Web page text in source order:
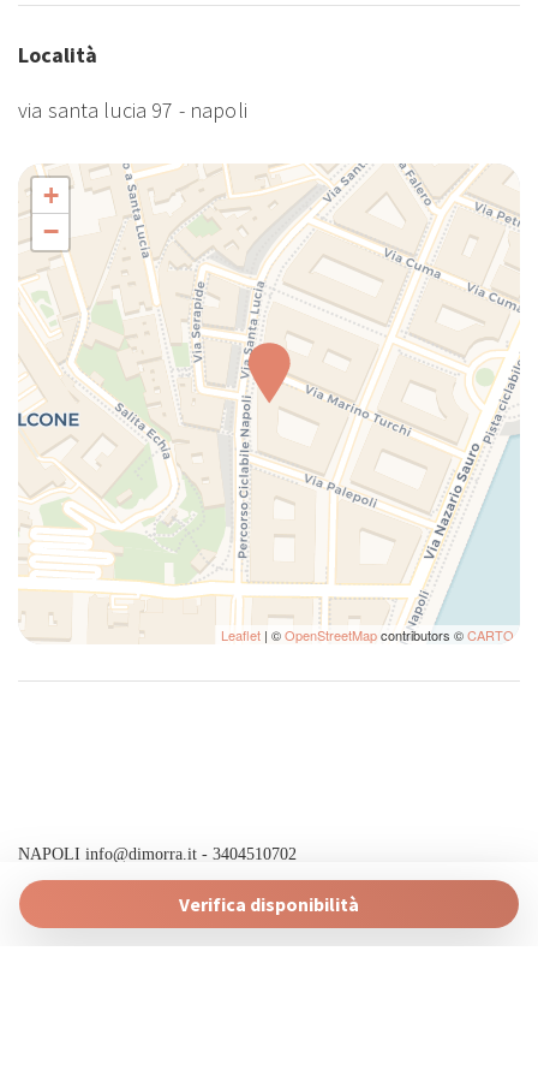
Internet wireless
Nozioni di base sulla cucina
Occorrente essenziale
Parcheggio a pagamento
Phon
Piatti e Posate
Riscaldamento / Condizionatore autonomo
Scuranti stanza
Shampoo
Soggiorni a lungo termine ammessi
TV
TV
WiFi
Località
via santa lucia 97 - napoli
+
−
Leaflet | ©OpenStreetMapcontributors ©CARTO
Verifica disponibilità
NAPOLI info@dimorra.it - 3404510702
Powered by